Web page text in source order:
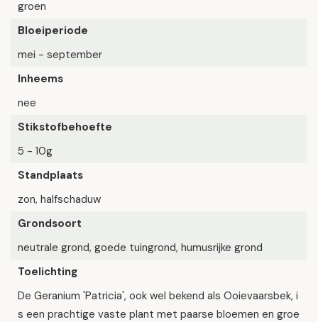
groen
Bloeiperiode
mei - september
Inheems
nee
Stikstofbehoefte
5 - 10g
Standplaats
zon, halfschaduw
Grondsoort
neutrale grond, goede tuingrond, humusrijke grond
Toelichting
De Geranium 'Patricia', ook wel bekend als Ooievaarsbek, i
s een prachtige vaste plant met paarse bloemen en groe